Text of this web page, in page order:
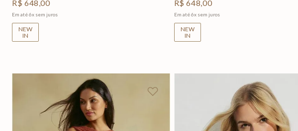
R$ 648,00
Em até6x sem juros
NEW
IN
R$ 648,00
Em até6x sem juros
NEW
IN